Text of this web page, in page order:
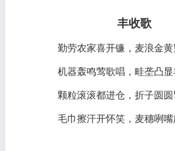
丰收歌
勤劳农家喜开镰，麦浪金黄
机器轰鸣莺歌唱，畦垄凸显
颗粒滚滚都进仓，折子圆圆
毛巾擦汗开怀笑，麦穗咧嘴